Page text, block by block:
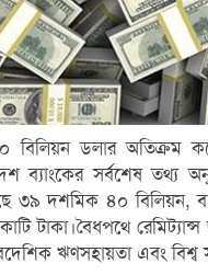
বিলিয়ন ডলার অতিক্রম
ব্যাংকের সর্বশেষ তথ্য
৩৯ দশমিক ৪০ বিলিয়ন,
টাকা।বৈধপথে
ঋণসহায়তা এবং বিশ্ব